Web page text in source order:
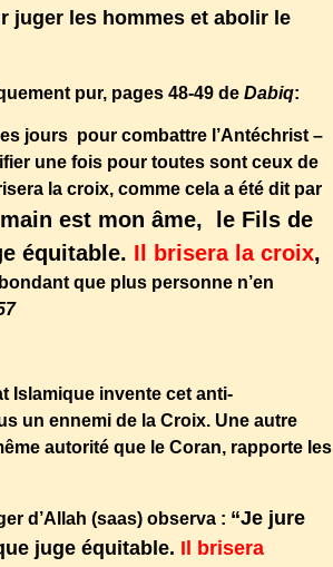
juger les hommes et abolir le
pur, pages 48-49 deDabiq:
jours pour combattre l’Antéchrist –
une fois pour toutes sont ceux de
la croix, comme cela a été dit par
est mon âme, le Fils de
équitable. Il brisera la croix,
que plus personne n’en
Islamique invente cet anti-
un ennemi de la Croix. Une autre
autorité que le Coran, rapporte les
d’Allah (saas) observa : “Je jure
juge équitable. Il brisera